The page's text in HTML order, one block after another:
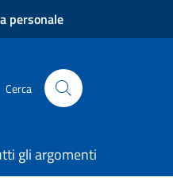
personale
Cerca
gli argomenti